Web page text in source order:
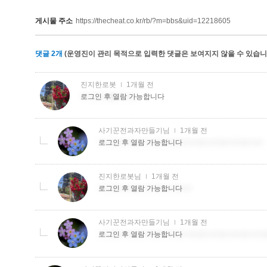
게시물 주소 https://thecheat.co.kr/rb/?m=bbs&uid=12218605
댓글 2개 (운영진이 관리 목적으로 입력한 댓글은 보여지지 않을 수 있습